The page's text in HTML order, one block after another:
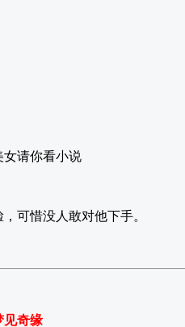
女请你看小说
可惜没人敢对他下手。
见奇缘